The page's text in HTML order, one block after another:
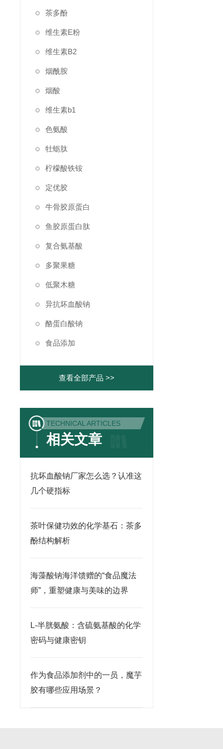
茶多酚
维生素E粉
维生素B2
烟酰胺
烟酸
维生素b1
色氨酸
牡蛎肽
柠檬酸铁铵
定优胶
牛骨胶原蛋白
鱼胶原蛋白肽
复合氨基酸
多聚果糖
低聚木糖
异抗坏血酸钠
酪蛋白酸钠
食品添加
查看全部产品 >>
TECHNICAL ARTICLES
相关文章
抗坏血酸钠厂家怎么选？认准这
几个硬指标
茶叶保健功效的化学基石：茶多
酚结构解析
海藻酸钠海洋馈赠的“食品魔法
师”，重塑健康与美味的边界
L-半胱氨酸：含硫氨基酸的化学
密码与健康密钥
作为食品添加剂中的一员，魔芋
胶有哪些应用场景？